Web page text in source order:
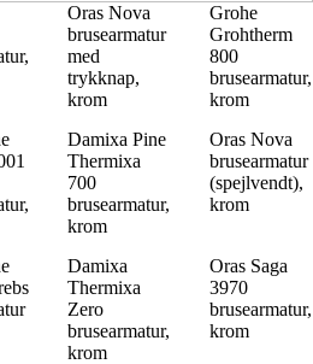
Oras Nova
brusearmatur
med
trykknap,
krom
Grohe
Grohtherm
800
brusearmatur,
krom
Damixa Pine
Thermixa
700
brusearmatur,
krom
Oras Nova
brusearmatur
(spejlvendt),
krom
Damixa
Thermixa
Zero
brusearmatur,
krom
Oras Saga
3970
brusearmatur,
krom